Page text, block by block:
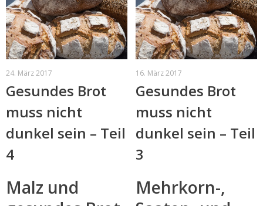
24. März 2017
Gesundes Brot
muss nicht
dunkel sein – Teil
4
Malz und
16. März 2017
Gesundes Brot
muss nicht
dunkel sein – Teil
3
Mehrkorn-,